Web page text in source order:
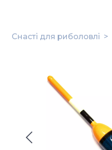
Снасті для риболовлі